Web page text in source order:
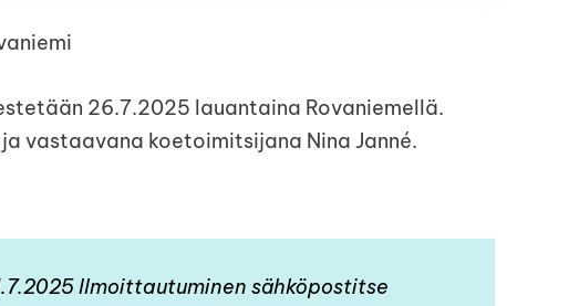
26.7.2025 lauantaina Rovaniemellä.
vastaavana koetoimitsijana Nina Janné.
Ilmoittautuminen sähköpostitse